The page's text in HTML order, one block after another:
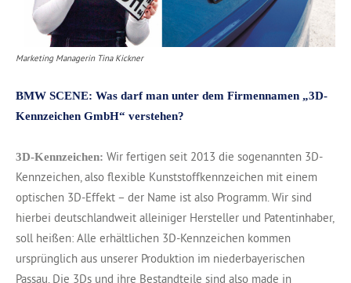
Marketing Managerin Tina Kickner
BMW SCENE: Was darf man unter dem Firmennamen „3D-
Kennzeichen GmbH“ verstehen?
3D-Kennzeichen: Wir fertigen seit 2013 die sogenannten 3D-
Kennzeichen, also flexible Kunststoffkennzeichen mit einem
optischen 3D-Effekt – der Name ist also Programm. Wir sind
hierbei deutschlandweit alleiniger Hersteller und Patentinhaber,
soll heißen: Alle erhältlichen 3D-Kennzeichen kommen
ursprünglich aus unserer Produktion im niederbayerischen
Passau. Die 3Ds und ihre Bestandteile sind also made in